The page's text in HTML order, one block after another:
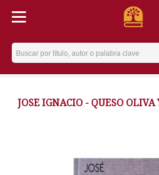
Username
JOSE IGNACIO - QUESO OLIVA